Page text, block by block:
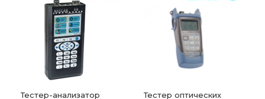
Тестер-анализатор
Тестер оптических